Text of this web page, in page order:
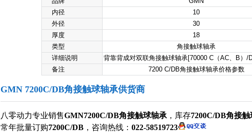
内径
10
外径
30
厚度
18
类型
角接触球轴承
详细说明
背靠背成对双联角接触球轴承[70000 C（AC、B）/
备注
7200 C/DB角接触球轴承价格参数
GMN 7200C/DB角接触球轴承供货商
八零动力专业销售GMN7200C/DB角接触球轴承 ，库存7200C/DB角接
常年批量订购7200C/DB ，咨询热线： 022-58519723